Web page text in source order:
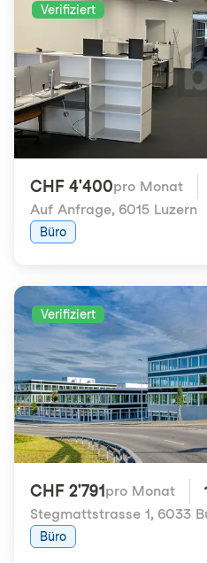
Verifiziert
CHF 4'400pro Monat
Auf Anfrage, 6015 Luzern
Büro
Verifiziert
CHF 2'791 pro Monat
Stegmattstrasse 1, 6033
Büro